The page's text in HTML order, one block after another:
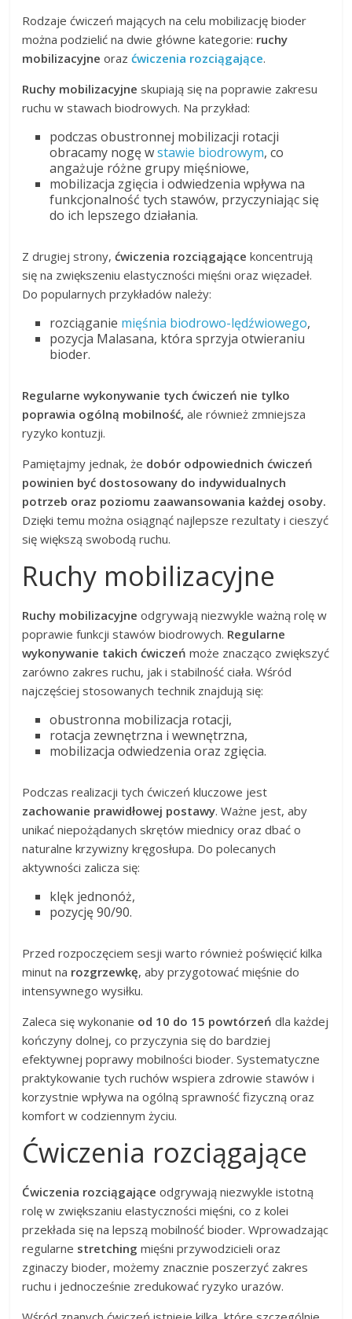
Rodzaje ćwiczeń mających na celu mobilizację bioder
można podzielić na dwie główne kategorie: ruchy
mobilizacyjne orazćwiczenia rozciągające.
Ruchy mobilizacyjne skupiają się na poprawie zakresu
ruchu w stawach biodrowych. Na przykład:
podczas obustronnej mobilizacji rotacji
obracamy nogę wstawie biodrowym, co
angażuje różne grupy mięśniowe,
mobilizacja zgięcia i odwiedzenia wpływa na
funkcjonalność tych stawów, przyczyniając się
do ich lepszego działania.
Z drugiej strony,ćwiczenia rozciągające koncentrują
się na zwiększeniu elastyczności mięśni oraz więzadeł.
Do popularnych przykładów należy:
rozciąganie mięśnia biodrowo-lędźwiowego,
pozycja Malasana, która sprzyja otwieraniu
bioder.
Regularne wykonywanie tych ćwiczeń nie tylko
poprawia ogólną mobilność, ale również zmniejsza
ryzyko kontuzji.
Pamiętajmy jednak, że dobór odpowiednich ćwiczeń
powinien być dostosowany do indywidualnych
potrzeb oraz poziomu zaawansowania każdej osoby.
Dzięki temu można osiągnąć najlepsze rezultaty i cieszyć
się większą swobodą ruchu.
Ruchy mobilizacyjne
Ruchy mobilizacyjne odgrywają niezwykle ważną rolę w
poprawie funkcji stawów biodrowych. Regularne
wykonywanie takich ćwiczeń może znacząco zwiększyć
zarówno zakres ruchu, jak i stabilność ciała. Wśród
najczęściej stosowanych technik znajdują się:
obustronna mobilizacja rotacji,
rotacja zewnętrzna i wewnętrzna,
mobilizacja odwiedzenia oraz zgięcia.
Podczas realizacji tych ćwiczeń kluczowe jest
zachowanie prawidłowej postawy. Ważne jest, aby
unikać niepożądanych skrętów miednicy oraz dbać o
naturalne krzywizny kręgosłupa. Do polecanych
aktywności zalicza się:
klęk jednonóż,
pozycję 90/90.
Przed rozpoczęciem sesji warto również poświęcić kilka
minut na rozgrzewkę, aby przygotować mięśnie do
intensywnego wysiłku.
Zaleca się wykonanie od 10 do 15 powtórzeń dla każdej
kończyny dolnej, co przyczynia się do bardziej
efektywnej poprawy mobilności bioder. Systematyczne
praktykowanie tych ruchów wspiera zdrowie stawów i
korzystnie wpływa na ogólną sprawność fizyczną oraz
komfort w codziennym życiu.
Ćwiczenia rozciągające
Ćwiczenia rozciągające odgrywają niezwykle istotną
rolę w zwiększaniu elastyczności mięśni, co z kolei
przekłada się na lepszą mobilność bioder. Wprowadzając
regularne stretching mięśni przywodzicieli oraz
zginaczy bioder, możemy znacznie poszerzyć zakres
ruchu i jednocześnie zredukować ryzyko urazów.